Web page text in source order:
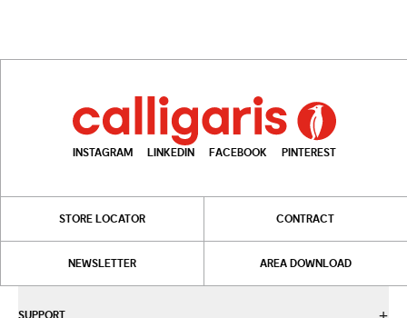
INSTAGRAM LINKEDIN FACEBOOK PINTEREST
STORE LOCATOR CONTRACT
NEWSLETTER AREA DOWNLOAD